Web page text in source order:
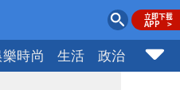
時尚 生活 政治 社會